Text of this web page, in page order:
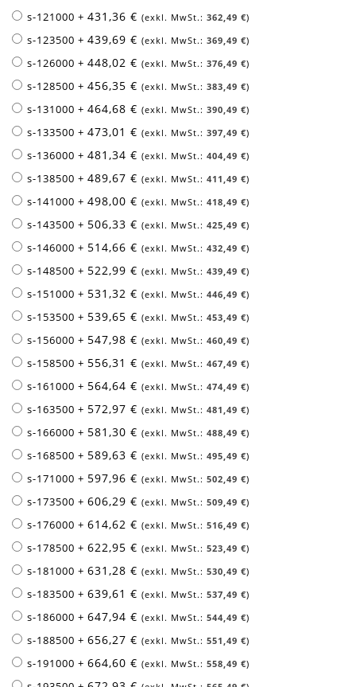
s-121000+431,36 € 362,49 €
s-123500+439,69 € 369,49 €
s-126000+448,02 € 376,49 €
s-128500+456,35 € 383,49 €
s-131000+464,68 € 390,49 €
s-133500+473,01 € 397,49 €
s-136000+481,34 € 404,49 €
s-138500+489,67 € 411,49 €
s-141000+498,00 € 418,49 €
s-143500+ 506,33 € 425,49 €
s-146000+ 514,66 € 432,49 €
s-148500+ 522,99 € 439,49 €
s-151000+ 531,32 € 446,49 €
s-153500+ 539,65 € 453,49 €
s-156000+ 547,98 € 460,49 €
s-158500+ 556,31 € 467,49 €
s-161000+ 564,64 € 474,49 €
s-163500+ 572,97 € 481,49 €
s-166000+ 581,30 € 488,49 €
s-168500+ 589,63 € 495,49 €
s-171000+ 597,96 € 502,49 €
s-173500+606,29 € 509,49 €
s-176000+614,62 € 516,49 €
s-178500+622,95 € 523,49 €
s-181000+631,28 € 530,49 €
s-183500+639,61 € 537,49 €
s-186000+647,94 € 544,49 €
s-188500+656,27 € 551,49 €
s-191000+664,60 € 558,49 €